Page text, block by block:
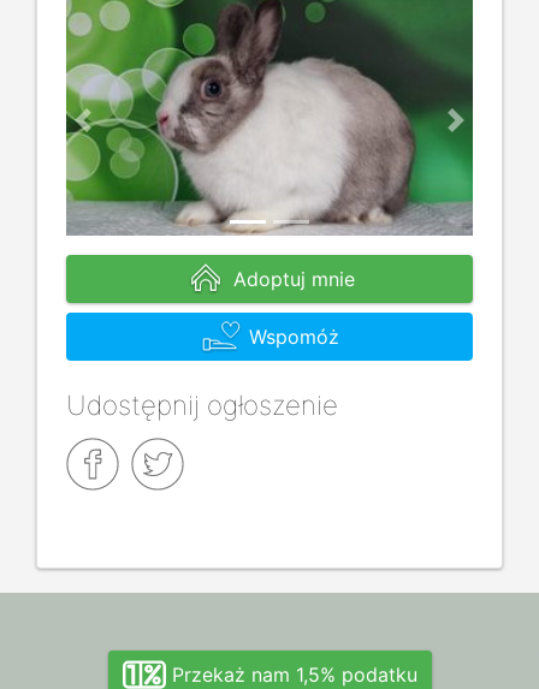
Previous Next
Adoptuj mnie
Wspomóż
Udostępnij ogłoszenie
Przekaż nam 1,5% podatku